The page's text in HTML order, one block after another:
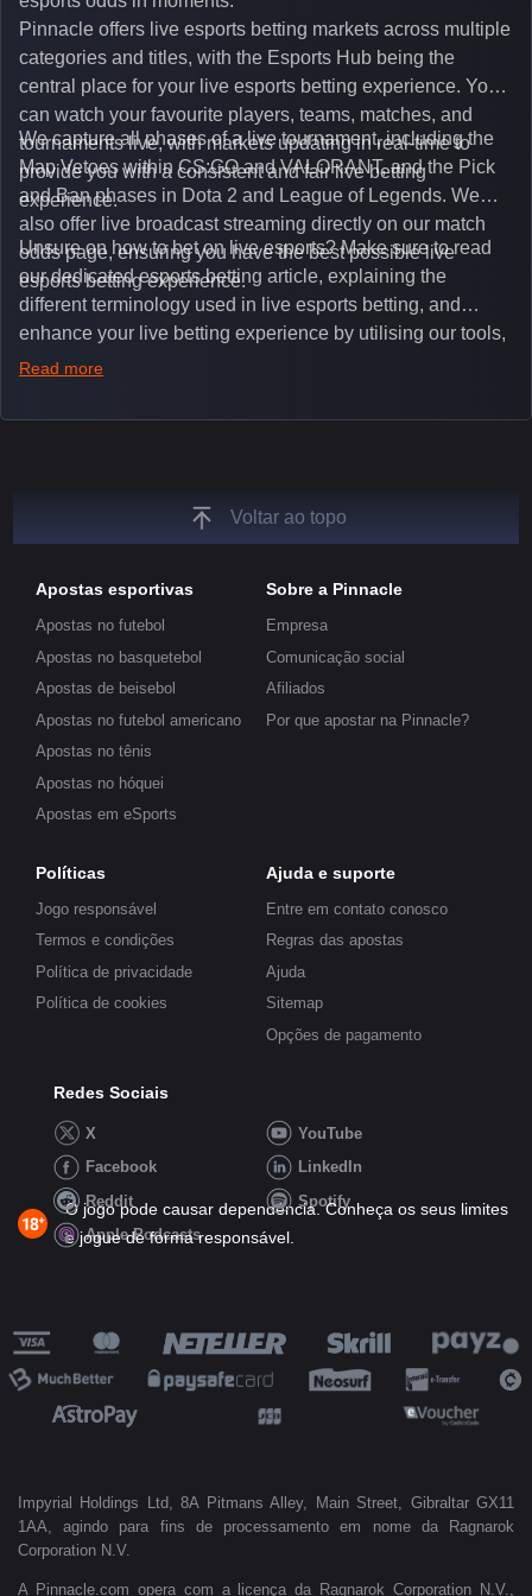
Pinnacle offers live esports betting markets across multiple
categories and titles, with the Esports Hub being the
central place for your live esports betting experience. You
can watch your favourite players, teams, matches, and
tournaments live, with markets updating in real-time to
provide you with a consistent and fair live betting
experience.
We capture all phases of a live tournament, including the
Map Vetoes within CS:GO and VALORANT, and the Pick
and Ban phases in Dota 2 and League of Legends. We
also offer live broadcast streaming directly on our match
odds page, ensuring you have the best possible live
esports betting experience.
Unsure on how to bet on live esports? Make sure to read
our dedicated esports betting article, explaining the
different terminology used in live esports betting, and
enhance your live betting experience by utilising our tools,
such as integrated live broadcasts, match and round
unique insights on the latest esports events.
Read more
Voltar ao topo
Apostas esportivas
Apostas no futebol
Apostas no basquetebol
Apostas de beisebol
Apostas no futebol americano
Apostas no tênis
Apostas no hóquei
Apostas em eSports
Sobre a Pinnacle
Empresa
Comunicação social
Afiliados
Por que apostar na Pinnacle?
Políticas
Jogo responsável
Termos e condições
Política de privacidade
Política de cookies
Ajuda e suporte
Entre em contato conosco
Regras das apostas
Ajuda
Sitemap
Opções de pagamento
Redes Sociais
X
YouTube
Facebook
LinkedIn
Reddit
Spotify
Apple Podcasts
O jogo pode causar dependência. Conheça os seus limites
e jogue de forma responsável.
Impyrial Holdings Ltd, 8A Pitmans Alley, Main Street, Gibraltar GX11
1AA, agindo para fins de processamento em nome da Ragnarok
Corporation N.V.
A Pinnacle.com opera com a licença da Ragnarok Corporation N.V.,